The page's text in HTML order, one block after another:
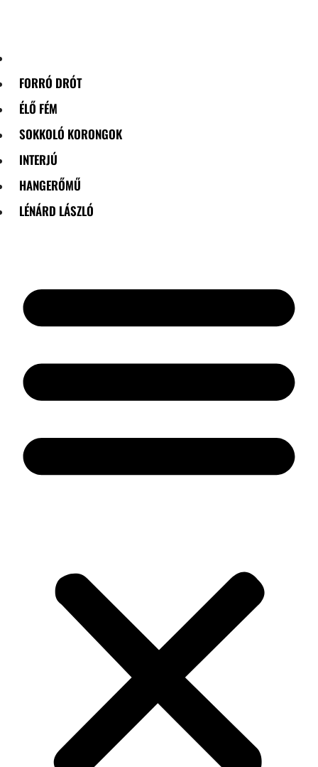
FORRÓ DRÓT
ÉLŐ FÉM
SOKKOLÓ KORONGOK
INTERJÚ
HANGERŐMŰ
LÉNÁRD LÁSZLÓ